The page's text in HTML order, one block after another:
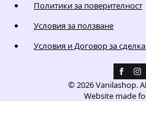
Политики за поверителност
Условия за ползване
Условия и Договор за
© 2026 Vanilashop.
Website made